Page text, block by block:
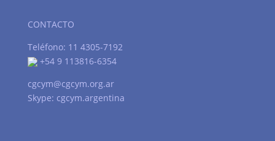
CONTACTO
Teléfono: 11 4305-7192
+54 9 113816-6354
cgcym@cgcym.org.ar
Skype: cgcym.argentina